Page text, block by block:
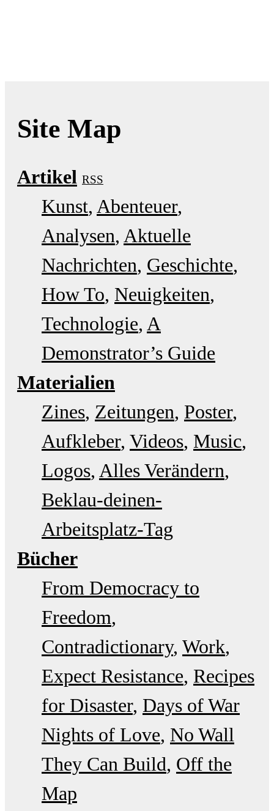
Site Map
Artikel RSS
Kunst Abenteuer
Analysen Aktuelle
Nachrichten Geschichte
How To Neuigkeiten
Technologie A
Demonstrator’s Guide
Materialien
Zines Zeitungen Poster
Aufkleber Videos Music
Logos Alles Verändern
Beklau-deinen-
Arbeitsplatz-Tag
Bücher
From Democracy to
Freedom
Contradictionary Work
Expect Resistance Recipes
for Disaster Days of War
Nights of Love No Wall
They Can Build Off the
Map